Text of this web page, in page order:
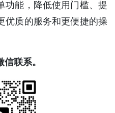
功能，降低使用门槛、提
优质的服务和更便捷的操
联系。